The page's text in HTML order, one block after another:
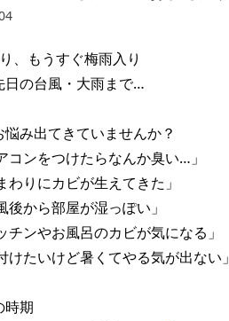
、もうすぐ梅雨入り
日の台風・大雨まで…
悩み出てきていませんか？
コンをつけたらなんか臭い…」
わりにカビが生えてきた」
後から部屋が湿っぽい」
チンやお風呂のカビが気になる」
けたいけど暑くてやる気が出ない」
時期